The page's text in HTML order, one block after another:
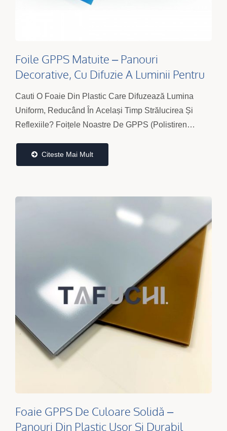
Foile GPPS Matuite – Panouri
Decorative, Cu Difuzie A Luminii Pentru
Iluminat
Cauti O Foaie Din Plastic Care Difuzează Lumina
Uniform, Reducând În Același Timp Strălucirea Și
Reflexiile? Foițele Noastre De GPPS (Polistiren
Iluminat,...Citeste Mai Mult
Foaie GPPS De Culoare Solidă –
Panouri Din Plastic Ușor Și Durabil